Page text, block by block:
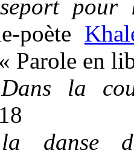
pour
poète
Parole en
Dans la
danse